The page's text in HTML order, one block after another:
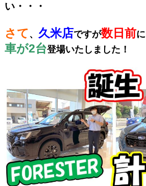
い・・・
さて、 久米店ですが数日前
車が2台登場いたしました！